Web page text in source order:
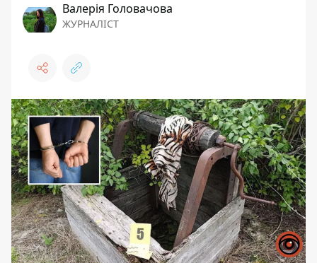
Валерія Головачова
ЖУРНАЛІСТ